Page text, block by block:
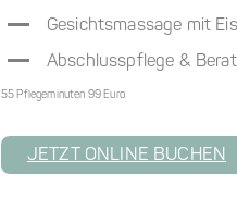
Gesichtsmassage mit
Abschlusspflege &
55 Pflegeminuten 99 Euro
JETZT ONLINE BUCHEN